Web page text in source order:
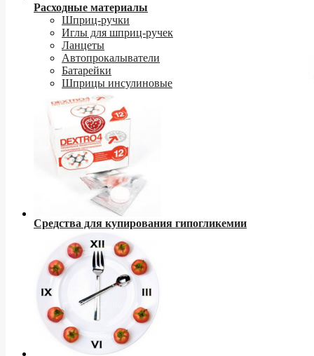
Расходные материалы
Шприц-ручки
Иглы для шприц-ручек
Ланцеты
Автопрокалыватели
Батарейки
Шприцы инсулиновые
Средства для купирования гипогликемии